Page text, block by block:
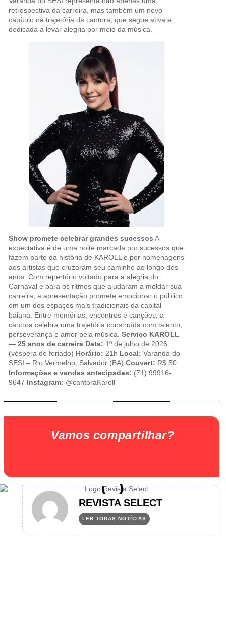
retrospectiva da carreira, mas também um novo
capítulo na trajetória da cantora, que segue ativa e
dedicada a levar alegria por meio da música.
Show promete celebrar grandes sucessos A
expectativa é de uma noite marcada por sucessos que
fazem parte da história de KAROLL e por homenagens
aos artistas que cruzaram seu caminho ao longo dos
anos. Com repertório voltado para a alegria do
Carnaval e para os ritmos que ajudaram a moldar sua
carreira, a apresentação promete emocionar o público
em um dos espaços mais tradicionais da capital
baiana. Entre memórias, encontros e canções, a
cantora celebra uma trajetória construída com talento,
perseverança e amor pela música. Serviço KAROLL
— 25 anos de carreira Data: 1º de julho de 2026
(véspera de feriado) Horário: 21h Local: Varanda do
SESI – Rio Vermelho, Salvador (BA) Couvert: R$ 50
Informações e vendas antecipadas: (71) 99916-
9647 Instagram: @cantoraKaroll
Vamos compartilhar?
REVISTA SELECT
LER TODAS NOTÍCIAS